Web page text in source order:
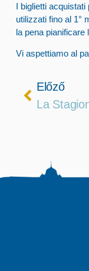
I biglietti
utilizzati fino al 1°
la pena pianificare
Vi aspettiamo al
Előző